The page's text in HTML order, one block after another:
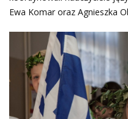
Ewa Komar oraz Agnieszka